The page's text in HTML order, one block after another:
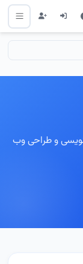
نویسی و طراحی وب